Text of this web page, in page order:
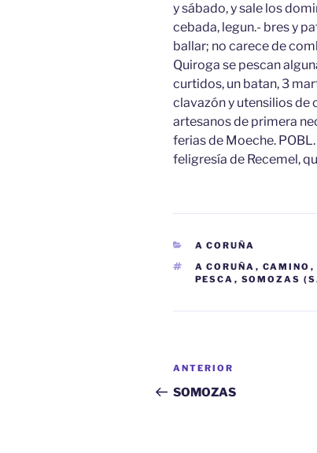
y sábado, y sale los
cebada, legun.- bres y
ballar; no carece de
Quiroga se pescan
curtidos, un batan, 3
clavazón y utensilios de
artesanos de primera
ferias de Moeche.
feligresía de Recemel,
CATEGORÍAS
A CORUÑA
ETIQUETAS
A CORUÑA , CAMINO ,
PESCA , SOMOZAS
Navegación
de
Entrada
anterior:
ANTERIOR
SOMOZAS